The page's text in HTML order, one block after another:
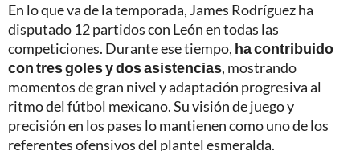
En lo que va de la temporada, James Rodríguez ha
disputado 12 partidos con León en todas las
competiciones. Durante ese tiempo, ha contribuido
con tres goles y dos asistencias, mostrando
momentos de gran nivel y adaptación progresiva al
ritmo del fútbol mexicano. Su visión de juego y
precisión en los pases lo mantienen como uno de los
referentes ofensivos del plantel esmeralda.